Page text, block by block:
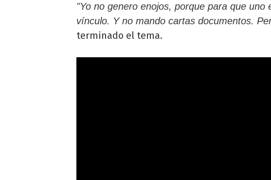
"Yo no genero enojos, porque para que
vínculo. Y no mando cartas documentos.
terminado el tema.